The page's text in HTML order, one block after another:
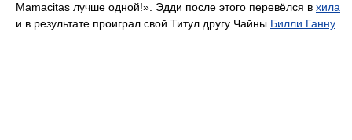
Mamacitas лучше одной!». Эдди после этого перевёлся в хила
и в результате проиграл свой Титул другу Чайны Билли Ганну.